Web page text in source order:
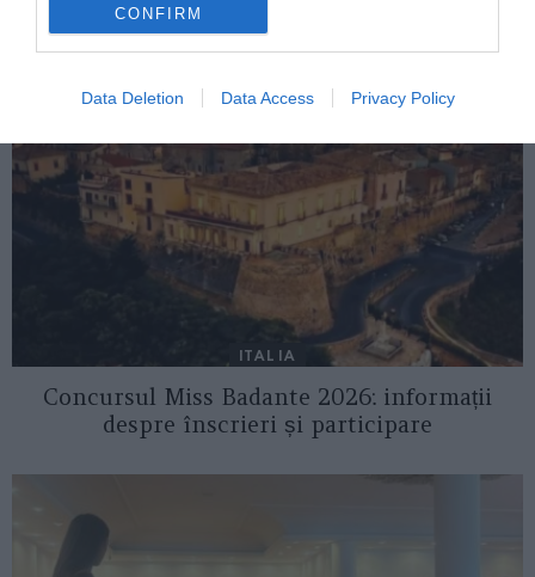
CONFIRM
Data Deletion Data Access Privacy Policy
AȚI PUTEA DORI DE
ASEMENEA
ITALIA
Concursul Miss Badante 2026: informații
despre înscrieri și participare